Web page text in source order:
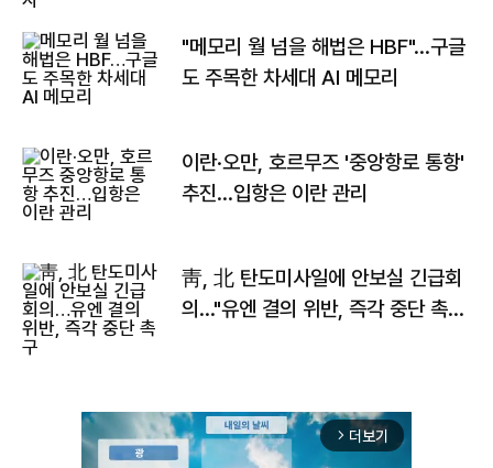
"메모리 월 넘을 해법은 HBF"…구글
도 주목한 차세대 AI 메모리
이란·오만, 호르무즈 '중앙항로 통항'
추진…입항은 이란 관리
靑, 北 탄도미사일에 안보실 긴급회
의…"유엔 결의 위반, 즉각 중단 촉
arrow_forward_ios 더보기